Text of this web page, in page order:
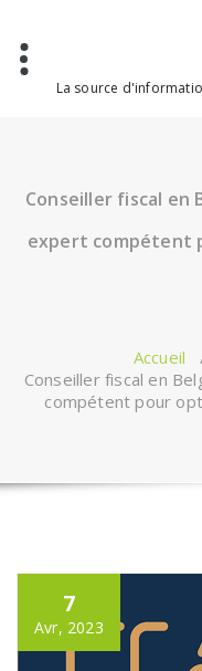
contenu
La source
Conseiller fiscal en
expert compétent
Accueil
Conseiller fiscal en
compétent pour
7
Avr, 2023